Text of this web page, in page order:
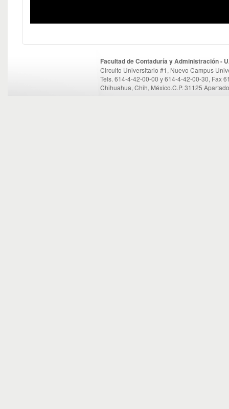
Facultad de Contaduría y Administración -
Circuito Universitario #1, Nuevo Campus
Tels. 614-4-42-00-00 y 614-4-42-00-30, Fax
Chihuahua, Chih, México.C.P. 31125